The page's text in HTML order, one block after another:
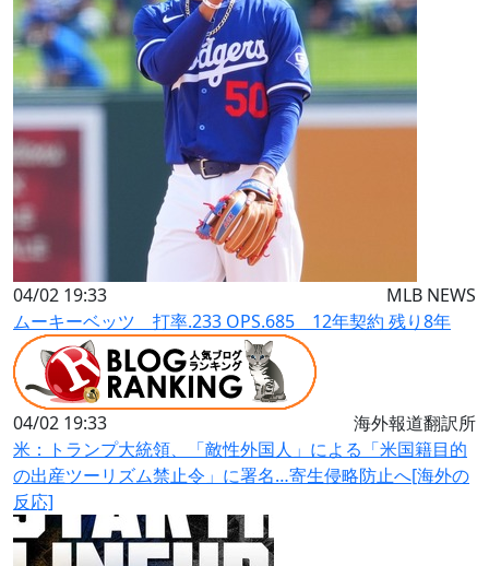
04/02 19:33
MLB NEWS
ムーキーベッツ 打率.233 OPS.685 12年契約 残り8年
04/02 19:33
海外報道翻訳所
米：トランプ大統領、「敵性外国人」による「米国籍目的
の出産ツーリズム禁止令」に署名…寄生侵略防止へ[海外の
反応]